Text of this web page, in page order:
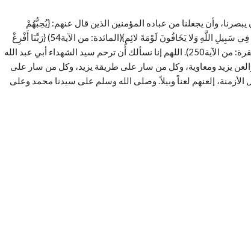
وأن يجعلنا من عباده المؤمنين الذين قال عنهم: {يُحِبُّهُمْ
وَيُحِبُّونَهُ أَذِلَّةٍ عَلَى الْمُؤْمِنِينَ أَعِزَّةٍ عَلَى الْكَافِرِينَ يُجَاهِدُونَ فِي سَبِيلِ اللَّهِ وَلا يَخَافُونَ لَوْمَةَ لائِمٍ}(المائدة: من الآية54) {رَبَّنَا أَفْرِغْ
عَلَيْنَا صَبْراً وَثَبِّتْ أَقْدَامَنَا وَانْصُرْنَا عَلَى الْقَوْمِ الْكَافِرِينَ}(البقرة: من الآية250). اللهم إنا نسألك أن ترحم سيد الشهداء أبي عبد الله
يزيد ومعاوية، وكل من سار على طريقة يزيد، وكل من سار على
إلعنهم لعناً وبيلاً. وصلى الله وسلم على سيدنا محمد وعلى